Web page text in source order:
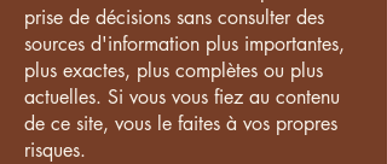
prise de décisions sans consulter des
sources d'information plus importantes,
plus exactes, plus complètes ou plus
actuelles. Si vous vous fiez au contenu
de ce site, vous le faites à vos propres
risques.